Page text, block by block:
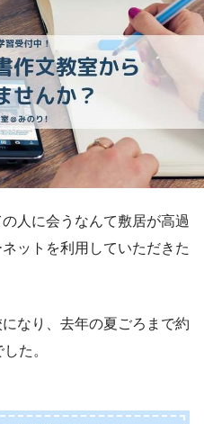
人に会うなんて敷居が高過
ットを利用していただきた
なり、去年の夏ごろまで約
た。